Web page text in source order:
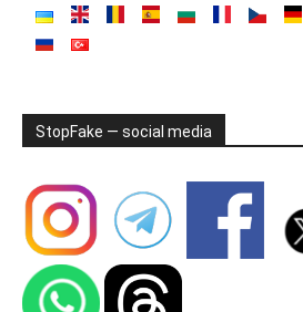
StopFake — social media